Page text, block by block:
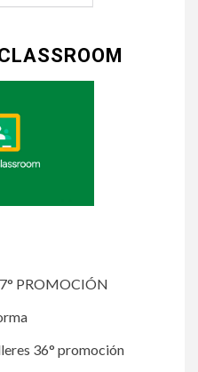
PROMOCIÓN
36° promoción